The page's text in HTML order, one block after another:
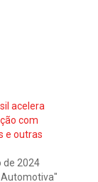
acelera
com
e outras
de 2024
Automotiva"